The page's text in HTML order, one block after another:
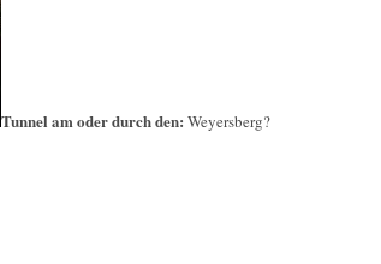
Tunnel am oder durch den: Weyersberg?